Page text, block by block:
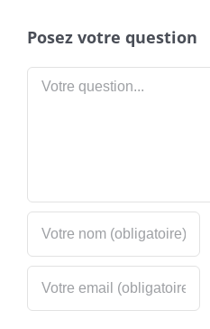
Posez votre question
Votre